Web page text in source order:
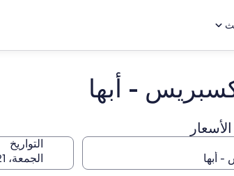
- أبها
التواريخ